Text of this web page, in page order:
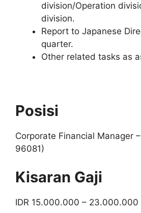
division/Operation
division.
Report to Japanese
quarter.
Other related tasks as
Posisi
Corporate Financial Manager
96081)
Kisaran Gaji
IDR 15.000.000 – 23.000.000